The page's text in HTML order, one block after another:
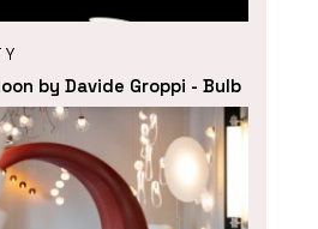
by Davide Groppi - Bulb